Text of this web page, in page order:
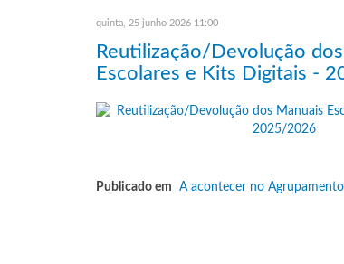
quinta, 25 junho 2026 11:00
Reutilização/Devolução
Escolares e Kits Digitais -
Publicado em A acontecer no Agrupamento